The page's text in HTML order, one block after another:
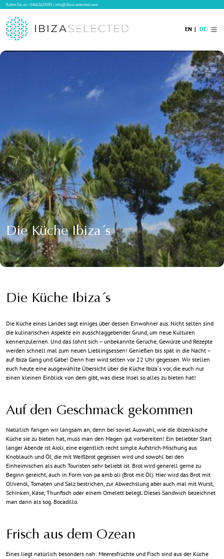
Rufen Sie an+34662629295|info@ibiza-selected.com
Verkauf
Blog
Services
Kontakt
EN DE
Die Küche Ibiza´s
Die Küche Ibiza´s
Die Küche eines Landes sagt einiges über dessen Einwohner aus. Nicht selten sind
die kulinarischen Aspekte ein ausschlaggebender Grund, um neue Kulturen
kennenzulernen. Und das lohnt sich – unbekannte Gerüche, Gewürze und Rezepte
werden schnell mal zum neuen Lieblingsessen! Genießen bis spät in die Nacht –
auf Ibiza Gang und Gäbe! Denn hier wird selten vor 22 Uhr gegessen. Wir stellen
euch heute eine ausgewählte Übersicht über die Küche Ibiza´s vor, die euch nur
einen kleinen Einblick von dem gibt, was diese Insel so alles zu bieten hat!
Auf den Geschmack gekommen
Natürlich fangen wir langsam an, denn bei soviel Auswahl, wie die ibizenkische
Küche sie zu bieten hat, muss man den Magen gut vorbereiten! Ein beliebter Start
langer Abende ist Aioli, eine eigentlich recht simple Aufstrich-Mischung aus
Knoblauch und Öl, die mit Weißbrot gegessen wird und sowohl bei den
Einheimischen als auch Touristen sehr beliebt ist. Brot wird generell gerne zu
Beginn gereicht, auch in Form von pa amb oli (Brot mit Öl). Hier wird das Brot mit
Olivenöl, Tomaten und Salz bestrichen, zur Abwechslung aber auch mal mit Wurst,
Schinken, Käse, Thunfisch oder einem Omelett belegt. Dieses Sandwich bezeichnet
man dann als sog. Bocadillo.
Frisch aus dem Ozean
Eines liegt natürlich besonders nah: Meeresfrüchte und Fisch sind aus der Küche